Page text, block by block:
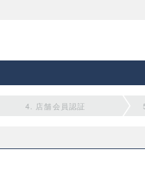
4. 店舗会員認証